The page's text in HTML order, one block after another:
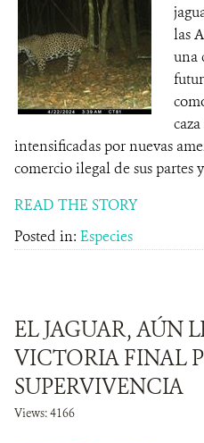
las
una
intensificadas por nuevas
comercio ilegal de sus partes
READ THE STORY
Posted in: Especies
EL JAGUAR, AÚN
VICTORIA FINAL
SUPERVIVENCIA
Views: 4166